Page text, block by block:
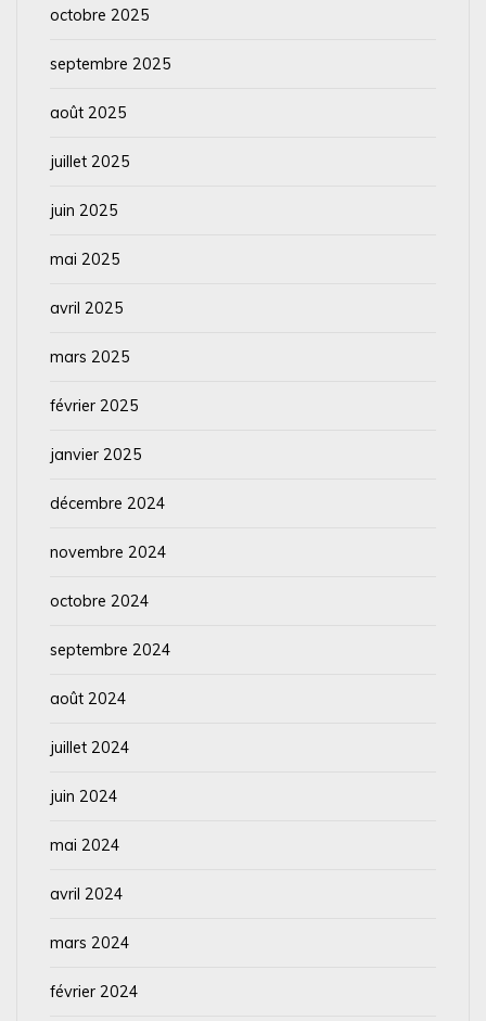
octobre 2025
septembre 2025
août 2025
juillet 2025
juin 2025
mai 2025
avril 2025
mars 2025
février 2025
janvier 2025
décembre 2024
novembre 2024
octobre 2024
septembre 2024
août 2024
juillet 2024
juin 2024
mai 2024
avril 2024
mars 2024
février 2024